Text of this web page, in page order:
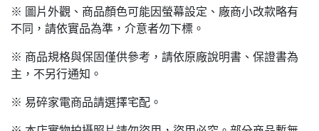
※ 圖片外觀、商品顏色可能因螢幕設定、廠商小改款略有
不同，請依實品為準，介意者勿下標。
※ 商品規格與保固僅供參考，請依原廠說明書、保證書為
主，不另行通知。
※ 易碎家電商品請選擇宅配。